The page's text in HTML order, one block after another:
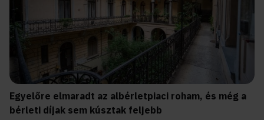
Egyelőre elmaradt az albérletpiaci roham, és még a
bérleti díjak sem kúsztak feljebb